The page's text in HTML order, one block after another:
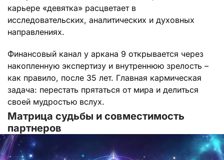
карьере «девятка» расцветает в
исследовательских, аналитических и духовных
направлениях.
Финансовый канал у аркана 9 открывается через
накопленную экспертизу и внутреннюю зрелость –
как правило, после 35 лет. Главная кармическая
задача: перестать прятаться от мира и делиться
своей мудростью вслух.
Матрица судьбы и совместимость
партнеров